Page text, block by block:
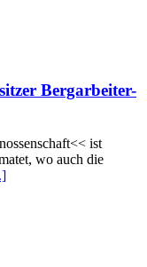
Bergarbeiter-
ist
wo auch die